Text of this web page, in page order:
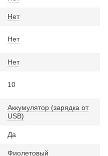
Нет
Нет
Нет
10
Аккумулятор (зарядка от
USB)
Да
Фиолетовый